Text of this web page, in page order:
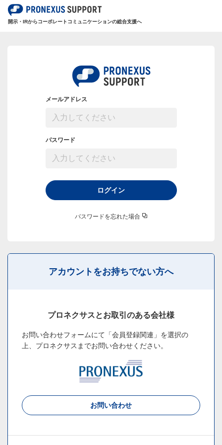
開示・IRからコーポレートコミュニケーションの総合支援へ
メールアドレス
パスワード
ログイン
パスワードを忘れた場合
アカウントをお持ちでない方へ
プロネクサスとお取引のある会社様
お問い合わせフォームにて「会員登録関連」を選択の
上、 プロネクサスまでお問い合わせください。
お問い合わせ